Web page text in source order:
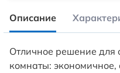
Описание
Отличное решение для
комнаты: экономичное,